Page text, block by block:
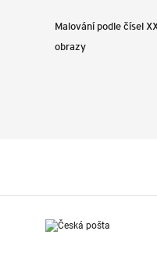
Malování podle čísel
obrazy